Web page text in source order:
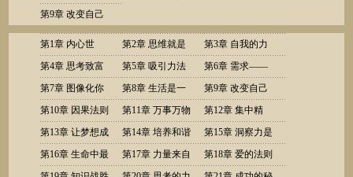
力，专注思考
第9章 改变自己
第1章 内心世
界，新的力量
第2章 思维就是
能量
第3章 自我的力
量是最强大的
第4章 思考致富
第5章 吸引力法
则与收获
第6章 需求——
行动——收获
第7章 图像化你
的人生目标
第8章 生活是一
首宁静和谐的乐
曲
第9章 改变自己
第10章 因果法则
第11章 万事万物
都有规律可循
第12章 集中精
力，专注思考
第13章 让梦想成
真
第14章 培养和谐
的精神态度
第15章 洞察力是
心灵的力量
第16章 生命中最
第17章 力量来自
第18章 爱的法则